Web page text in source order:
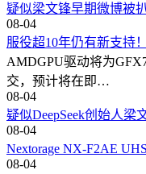
疑似梁文锋早期微博被
08-04
服役超10年仍有新支持
AMDGPU驱动将为
交，预计将在即…
08-04
疑似DeepSeek创始人
08-04
Nextorage NX-F2AE
08-04